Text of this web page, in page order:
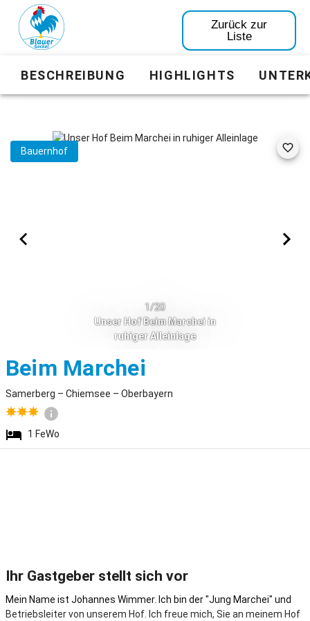
Zurück zur
Liste
BESCHREIBUNG HIGHLIGHTS
Bauernhof
1/20
Unser Hof Beim Marchei in
ruhiger Alleinlage
Beim Marchei
Samerberg – Chiemsee – Oberbayern
1 FeWo
Ihr Gastgeber stellt sich vor
Mein Name ist Johannes Wimmer. Ich bin der "Jung Marchei" und
Betriebsleiter von unserem Hof. Ich freue mich, Sie an meinem Hof